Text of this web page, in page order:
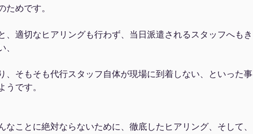
ためです。
、適切なヒアリングも行わず、当日派遣されるスタッフへもき
、そもそも代行スタッフ自体が現場に到着しない、といった事
うです。
なことに絶対ならないために、徹底したヒアリング、そして、